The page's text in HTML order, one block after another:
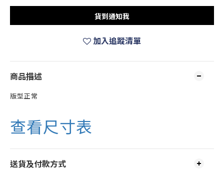
貨到通知我
加入追蹤清單
商品描述
版型正常
查看尺寸表
送貨及付款方式